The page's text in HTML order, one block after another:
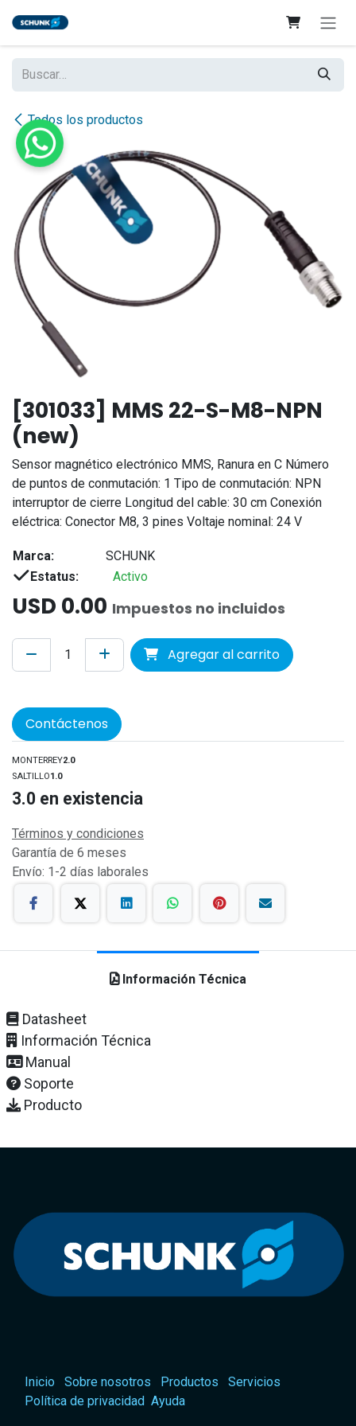
Todos los productos
[301033] MMS 22-S-M8-NPN
(new)
Sensor magnético electrónico MMS, Ranura en C Número
de puntos de conmutación: 1 Tipo de conmutación: NPN
interruptor de cierre Longitud del cable: 30 cm Conexión
eléctrica: Conector M8, 3 pines Voltaje nominal: 24 V
Marca:
SCHUNK
Estatus:
Activo
USD 0.00 Impuestos no incluidos
Agregar al carrito
Contáctenos
MONTERREY2.0
SALTILLO1.0
3.0 en existencia
Términos y condiciones
Garantía de 6 meses
Envío: 1-2 días laborales
Información Técnica
Datasheet
Información Técnica
Manual
Soporte
Producto
Inicio Sobre nosotros Productos
Servicios
Política de privacidad Ayuda